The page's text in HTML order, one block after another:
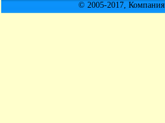
© 2005-2017, Компания